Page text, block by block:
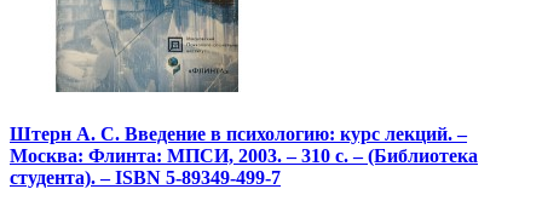
Штерн А. С. Введение в психологию: курс лекций. –
Москва: Флинта: МПСИ, 2003. – 310 с. – (Библиотека
студента). – ISBN 5-89349-499-7